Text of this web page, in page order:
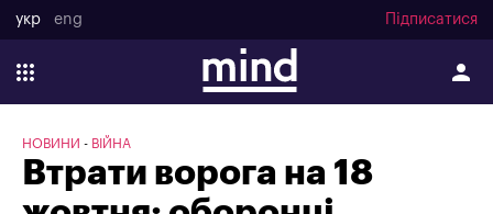
укр eng Підписатися
НОВИНИ ВІЙНА
Втрати ворога на 18